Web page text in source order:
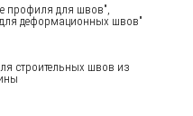
профиля для швов",
деформационных швов"
строительных швов из